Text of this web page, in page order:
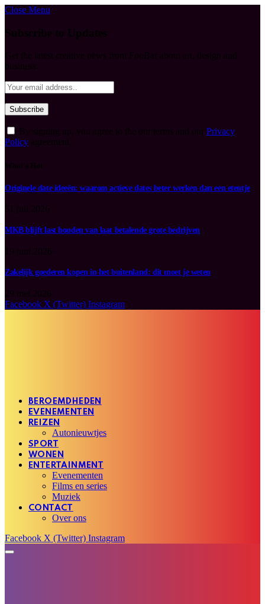
Close Menu
Privacy
Policy
Originele date ideeën: waarom actieve dates beter werken dan een etentje
MKB blijft last houden van laat betalende grote bedrijven
Zakelijk goederen kopen in het buitenland: dit moet je weten
Facebook X (Twitter) Instagram
BEROEMDHEDEN
EVENEMENTEN
REIZEN
Autonieuwtjes
SPORT
WONEN
ENTERTAINMENT
Evenementen
Films en series
Muziek
CONTACT
Over ons
Facebook X (Twitter) Instagram